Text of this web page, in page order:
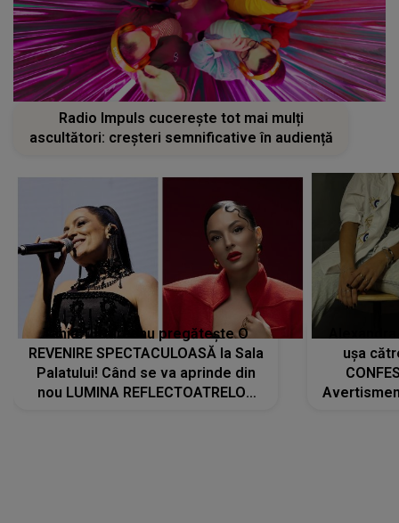
Radio Impuls cucerește tot mai mulți
ascultători: creșteri semnificative în audiență
Tania Turtureanu pregătește O
REVENIRE SPECTACULOASĂ la Sala
Palatului! Când se va aprinde din
nou LUMINA REFLECTOATRELOR
ușa